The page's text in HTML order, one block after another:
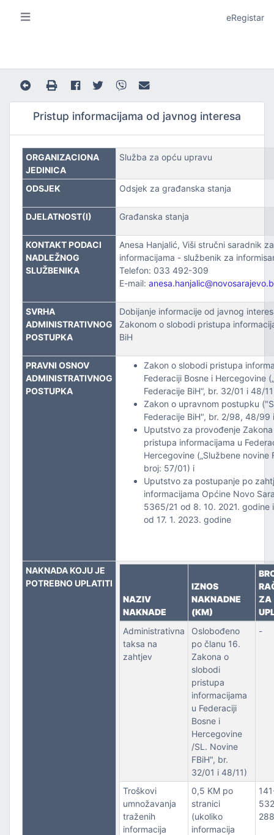
LOKALNU SAMOUPRAVU
POSLOVE I KATASTAR NEKRETNINA
I URBANIZMA
I SAOBRAĆAJ
eRegistar
Pristup informacijama od javnog interesa
ORGANIZACIONA
JEDINICA
Služba za opću upravu
ODSJEK Odsjek za građanska stanja
DJELATNOST(I) Građanska stanja
KONTAKT PODACI
NADLEŽNOG
SLUŽBENIKA
Anesa Hanjalić, Viši stručni saradnik
informacijama - službenik za
Telefon: 033 492-309
E-mail:
SVRHA
ADMINISTRATIVNOG
POSTUPKA
Dobijanje informacije od javnog
Zakonom o slobodi pristupa
BiH
PRAVNI OSNOV
ADMINISTRATIVNOG
POSTUPKA
Zakon o slobodi pristupa
Federaciji Bosne i Hercegovine
Federacije BiH“, br. 32/01 i 48/
Zakon o upravnom postupku
Federacije BiH", br. 2/98, 48/99
Uputstvo za provođenje
pristupa informacijama u
Hercegovine („Službene novine
broj: 57/01) i
Uputstvo za postupanje po
informacijama Općine Novo
5365/21 od 8. 10. 2021. godine
od 17. 1. 2023. godine
NAKNADA KOJU JE
POTREBNO UPLATITI
NAZIV
NAKNADE
IZNOS
NAKNADNE
(KM)
ZA
Administrativna
taksa na
zahtjev
Oslobođeno
po članu 16.
Zakona o
slobodi
pristupa
informacijama
u Federaciji
Bosne i
Hercegovine
/SL. Novine
FBiH", br.
32/01 i 48/11)
-
Troškovi
umnožavanja
traženih
informacija
0,5 KM po
stranici
(ukoliko
informacija
288